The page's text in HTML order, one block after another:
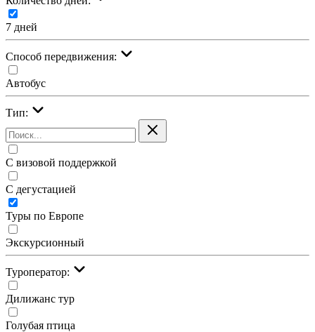
7 дней
Cпособ передвижения:
Автобус
Тип:
С визовой поддержкой
С дегустацией
Туры по Европе
Экскурсионный
Туроператор:
Дилижанс тур
Голубая птица